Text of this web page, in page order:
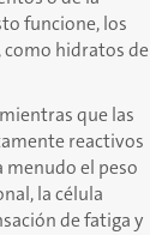
funcione, los
como hidratos de
que las
reactivos
menudo el peso
la célula
de fatiga y